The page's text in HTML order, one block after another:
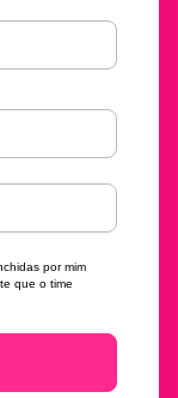
por mim
que o time